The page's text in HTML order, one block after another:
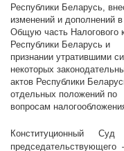
Республики Беларусь,
изменений и дополнений в
Общую часть Налогового
Республики Беларусь и
признании утратившими
некоторых
актов Республики
отдельных положений по
вопросам
Конституционный
председательствующего